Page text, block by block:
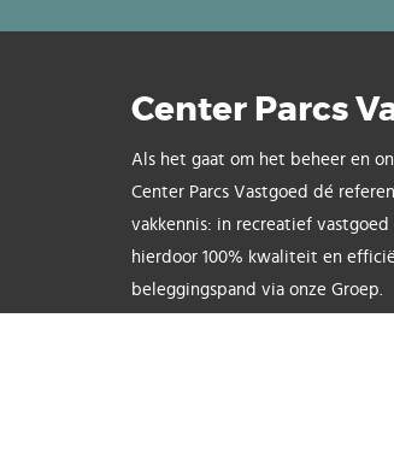
Center Parcs
Als het gaat om het beheer en
Center Parcs Vastgoed dé
vakkennis: in recreatief
hierdoor 100% kwaliteit en
beleggingspand via onze Groep.